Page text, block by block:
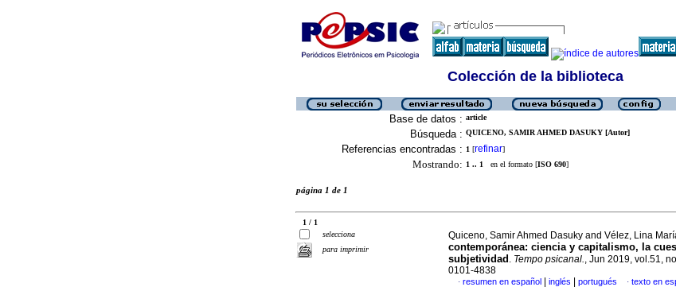
Colección de la biblioteca
Base de datos : article
Búsqueda : QUICENO, SAMIR AHMED DASUKY [Autor]
Referencias encontradas : 1 [refinar]
Mostrando: 1 .. 1 en el formato [ISO 690]
página 1 de 1
1 / 1
selecciona
para imprimir
Quiceno, Samir Ahmed Dasuky and Vélez, Lina
contemporánea: ciencia y capitalismo, la
subjetividad . Tempo psicanal., Jun 2019, vol.51,
0101-4838
· resumen en español inglés portugués · texto en